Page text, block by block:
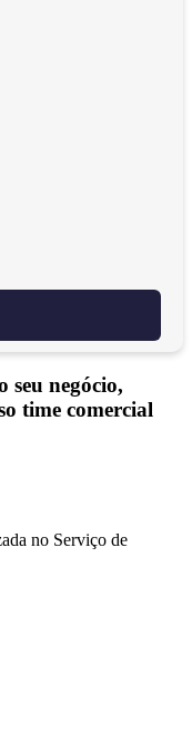
seu negócio,
time comercial
no Serviço de